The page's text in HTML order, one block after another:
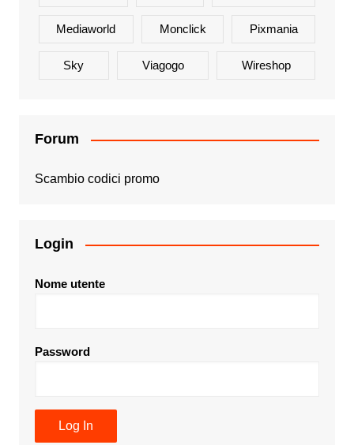
Mediaworld Monclick Pixmania
Sky Viagogo Wireshop
Forum
Scambio codici promo
Login
Nome utente
Password